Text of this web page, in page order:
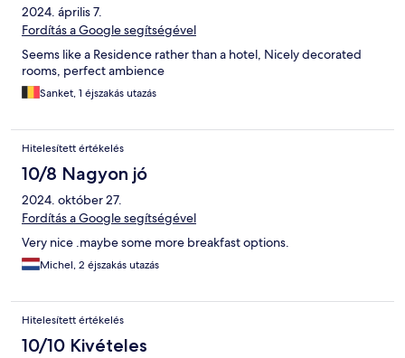
2024. április 7.
Fordítás a Google segítségével
Seems like a Residence rather than a hotel, Nicely decorated
rooms, perfect ambience
Sanket, 1 éjszakás utazás
Hitelesített értékelés
10/8 Nagyon jó
2024. október 27.
Fordítás a Google segítségével
Very nice .maybe some more breakfast options.
Michel, 2 éjszakás utazás
Hitelesített értékelés
10/10 Kivételes